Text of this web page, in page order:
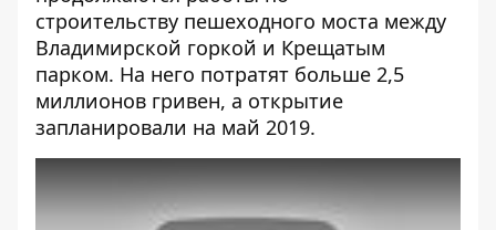
строительству пешеходного моста между
Владимирской горкой и Крещатым
парком. На него потратят больше 2,5
миллионов гривен, а открытие
запланировали на май 2019.